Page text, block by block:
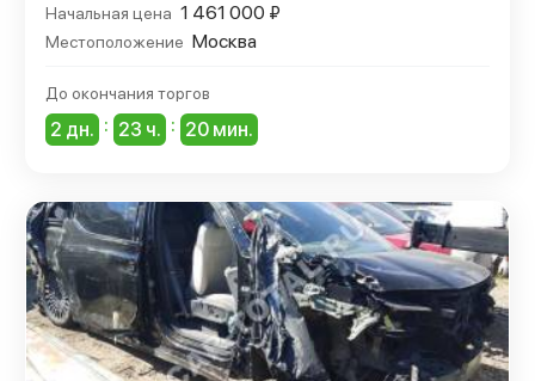
Начальная цена 1 461 000 ₽
Местоположение Москва
До окончания торгов
2 дн. : 23 ч. : 20 мин.